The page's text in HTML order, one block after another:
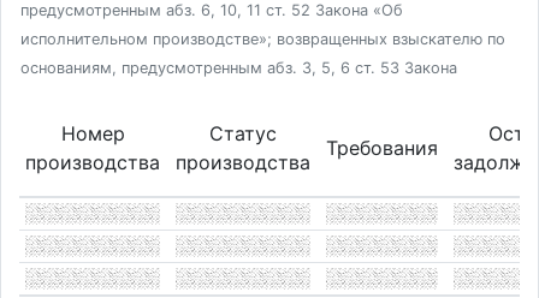
предусмотренным абз. 6, 10, 11 ст. 52 Закона «Об
исполнительном производстве»; возвращенных взыскателю по
основаниям, предусмотренным абз. 3, 5, 6 ст. 53 Закона
Номер
производства
Статус
производства
Требования